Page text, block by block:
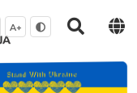
A+